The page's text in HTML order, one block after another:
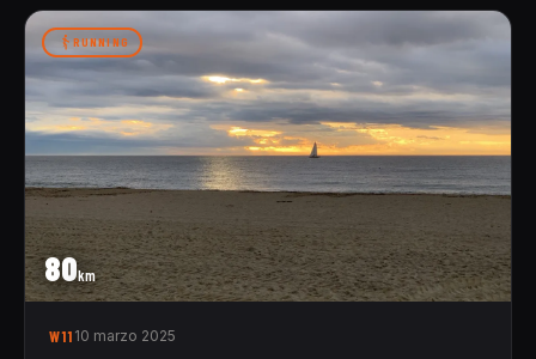
80km
RUNNING
W11 10 marzo 2025